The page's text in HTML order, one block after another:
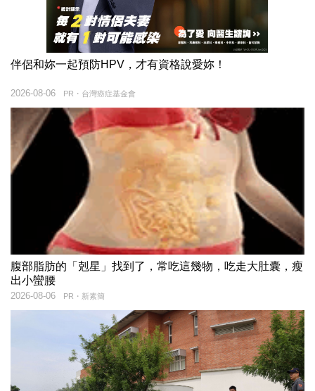
伴侶和妳一起預防HPV，才有資格說愛妳！
PR・台灣癌症基金會
2026-08-06
腹部脂肪的「剋星」找到了，常吃這幾物，吃走大肚囊，瘦
出小蠻腰
PR・新素簡
2026-08-06